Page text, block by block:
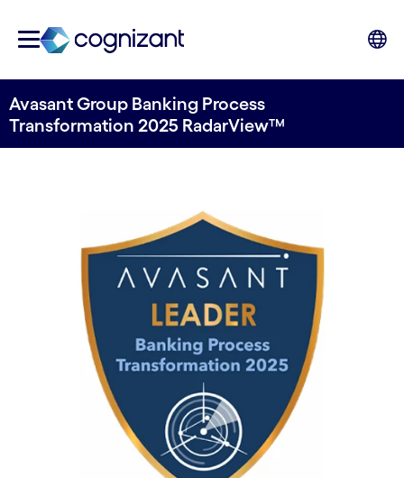
Avasant Group Banking Process
Transformation 2025 RadarView™